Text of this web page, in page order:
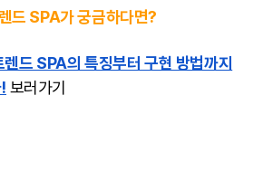
드 SPA가 궁금하다면?
드 SPA의 특징부터 구현 방법까지
보러가기